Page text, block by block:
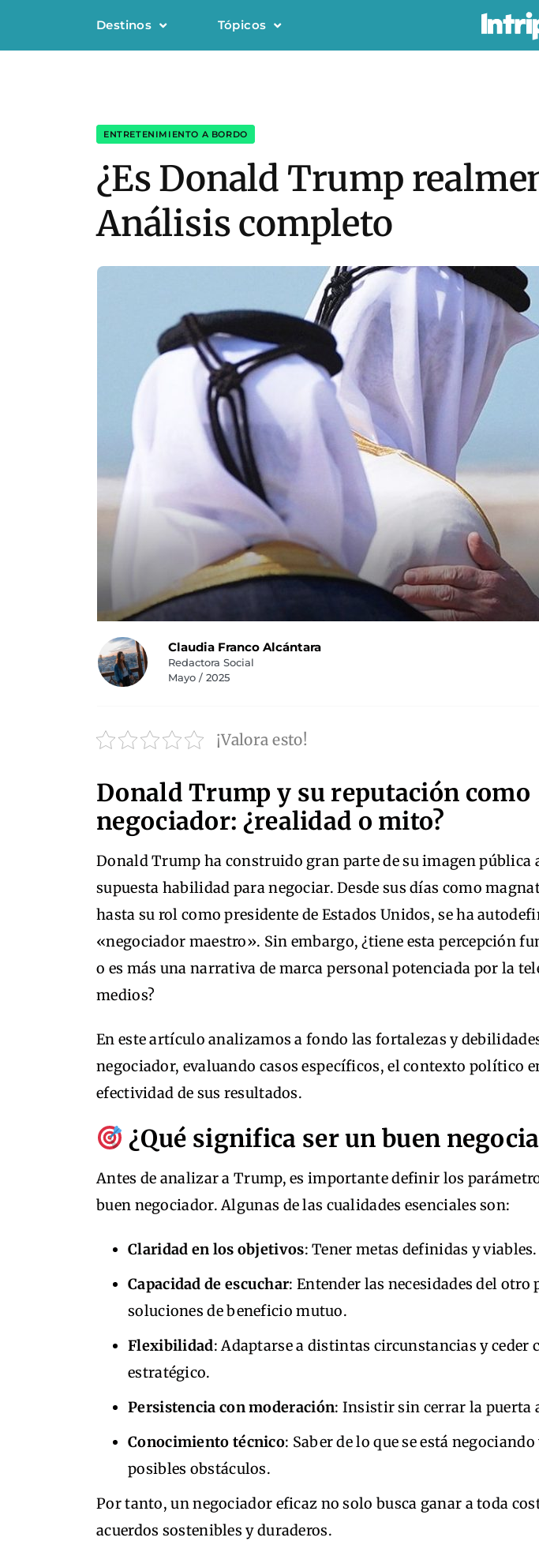
Destinos Tópicos
ENTRETENIMIENTO A BORDO
¿Es Donald Trump
Análisis completo
Claudia Franco Alcántara
Redactora Social
Mayo / 2025
¡Valora esto!
Donald Trump y su reputación como
negociador: ¿realidad o mito?
Donald Trump ha construido gran parte de su imagen pública
supuesta habilidad para negociar. Desde sus días como
hasta su rol como presidente de Estados Unidos, se ha
«negociador maestro». Sin embargo, ¿tiene esta percepción
o es más una narrativa de marca personal potenciada por la
medios?
En este artículo analizamos a fondo las fortalezas y
negociador, evaluando casos específicos, el contexto político
efectividad de sus resultados.
¿Qué significa ser un buen
Antes de analizar a Trump, es importante definir los
buen negociador. Algunas de las cualidades esenciales son:
Claridad en los objetivos: Tener metas definidas y viables.
Capacidad de escuchar: Entender las necesidades del otro
soluciones de beneficio mutuo.
Flexibilidad: Adaptarse a distintas circunstancias y ceder
estratégico.
Persistencia con moderación: Insistir sin cerrar la puerta
Conocimiento técnico: Saber de lo que se está
posibles obstáculos.
Por tanto, un negociador eficaz no solo busca ganar a toda
acuerdos sostenibles y duraderos.